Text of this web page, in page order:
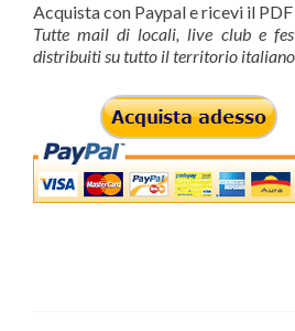
Acquista con Paypal e ricevi il
Tutte mail di locali, live club e
distribuiti su tutto il territorio italiano